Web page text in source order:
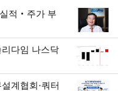
실적‧주가 부
다임 나스닥
계협회·쿼터